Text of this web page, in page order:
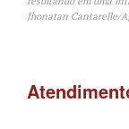
Jhonatan Cantarelle/